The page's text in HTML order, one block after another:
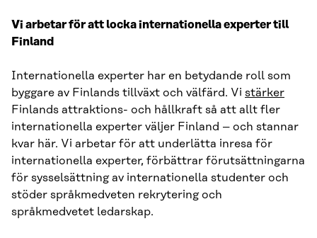
Vi arbetar för att locka internationella experter till
Finland
Internationella experter har en betydande roll som
byggare av Finlands tillväxt och välfärd. Vi stärker
Finlands attraktions- och hållkraft så att allt fler
internationella experter väljer Finland – och stannar
kvar här. Vi arbetar för att underlätta inresa för
internationella experter, förbättrar förutsättningarna
för sysselsättning av internationella studenter och
stöder språkmedveten rekrytering och
språkmedvetet ledarskap.